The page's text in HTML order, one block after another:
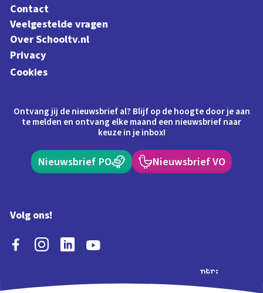
Contact
Veelgestelde vragen
Over Schooltv.nl
Privacy
Cookies
Ontvang jij de nieuwsbrief al? Blijf op de hoogte door je aan
te melden en ontvang elke maand een nieuwsbrief naar
keuze in je inbox!
Nieuwsbrief PO Nieuwsbrief VO
Volg ons!